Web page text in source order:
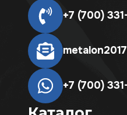
+7 (700)
+7 (700)